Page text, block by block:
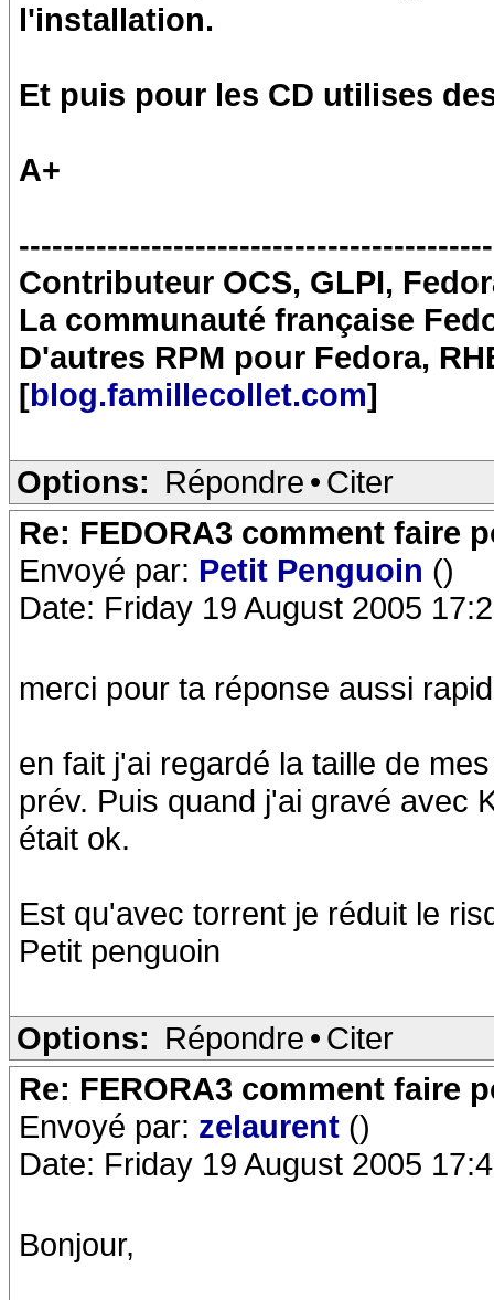
l'installation.
Et puis pour les CD utilises
A+
Contributeur OCS, GLPI,
La communauté française
D'autres RPM pour Fedora,
[blog.famillecollet.com]
Options: Répondre • Citer
Re: FEDORA3 comment faire
Envoyé par: Petit Penguoin ()
Date: Friday 19 August 2005
merci pour ta réponse aussi
en fait j'ai regardé la taille de
prév. Puis quand j'ai gravé avec
était ok.
Est qu'avec torrent je réduit le
Petit penguoin
Options: Répondre • Citer
Re: FERORA3 comment faire
Envoyé par: zelaurent ()
Date: Friday 19 August 2005
Bonjour,